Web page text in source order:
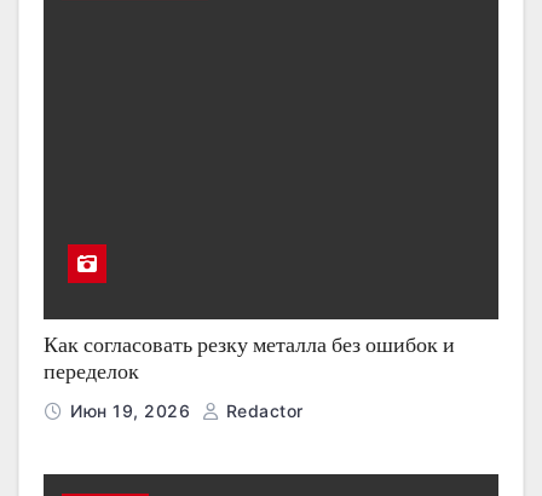
Как согласовать резку металла без ошибок и
переделок
Июн 19, 2026 Redactor